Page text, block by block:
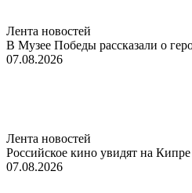
Лента новостей
В Музее Победы рассказали о
07.08.2026
Лента новостей
Российское кино увидят на Кипре
07.08.2026